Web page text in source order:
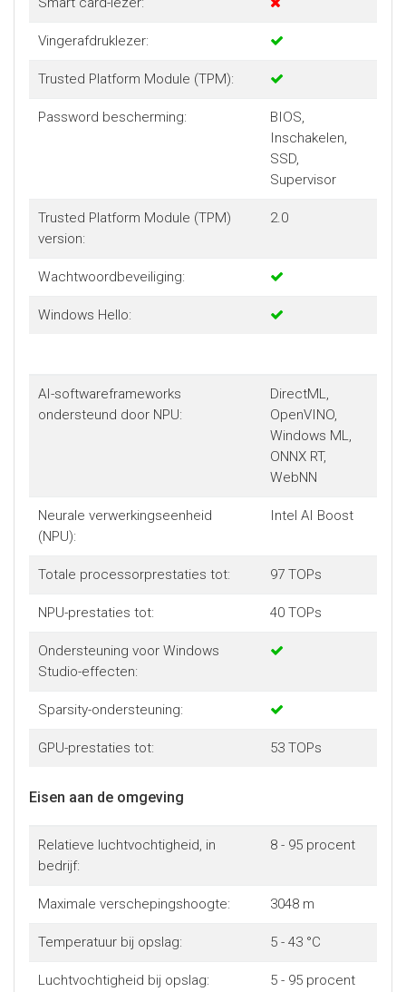
Vingerafdruklezer:
Trusted Platform Module (TPM):
Password bescherming:
BIOS,
Inschakelen,
SSD,
Supervisor
Trusted Platform Module (TPM)
version:
2.0
Wachtwoordbeveiliging:
Windows Hello:
AI-softwareframeworks
ondersteund door NPU:
DirectML,
OpenVINO,
Windows ML,
ONNX RT,
WebNN
Neurale verwerkingseenheid
(NPU):
Intel AI Boost
Totale processorprestaties tot: 97 TOPs
NPU-prestaties tot: 40 TOPs
Ondersteuning voor Windows
Studio-effecten:
Sparsity-ondersteuning:
GPU-prestaties tot: 53 TOPs
Eisen aan de omgeving
Relatieve luchtvochtigheid, in
bedrijf:
8 - 95 procent
Maximale verschepingshoogte: 3048 m
Temperatuur bij opslag: 5 - 43 °C
Luchtvochtigheid bij opslag: 5 - 95 procent